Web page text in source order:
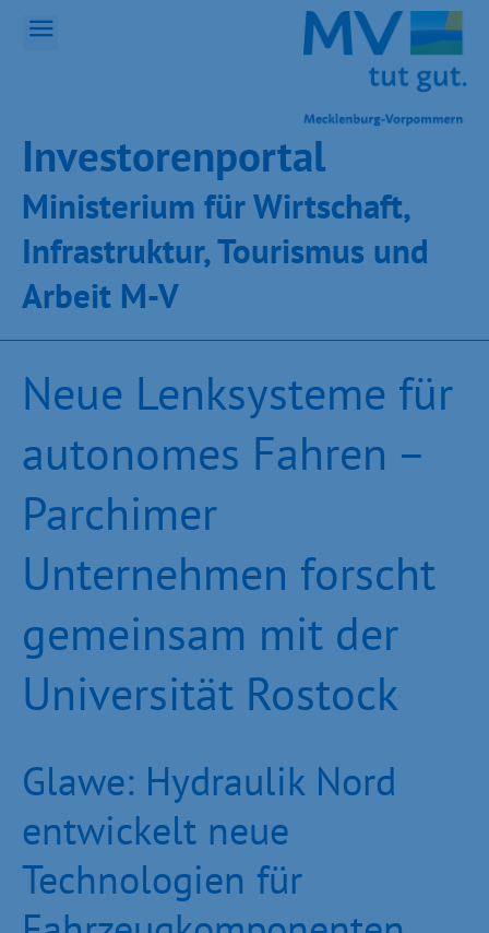
Inves­toren­por­tal
Ministeri­um für Wirt­schaft,
Infra­struk­tur, Tou­ris­mus und
Ar­beit M-V
Neue Lenksysteme für
autonomes Fahren –
Parchimer
Unternehmen forscht
gemeinsam mit der
Universität Rostock
Glawe: Hydraulik Nord
entwickelt neue
Technologien für